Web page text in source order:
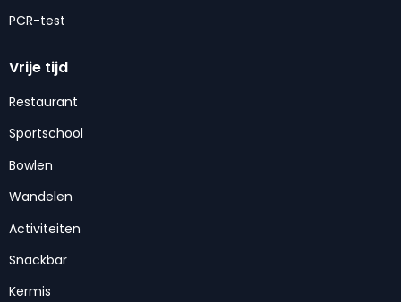
PCR-test
Vrije tijd
Restaurant
Sportschool
Bowlen
Wandelen
Activiteiten
Snackbar
Kermis